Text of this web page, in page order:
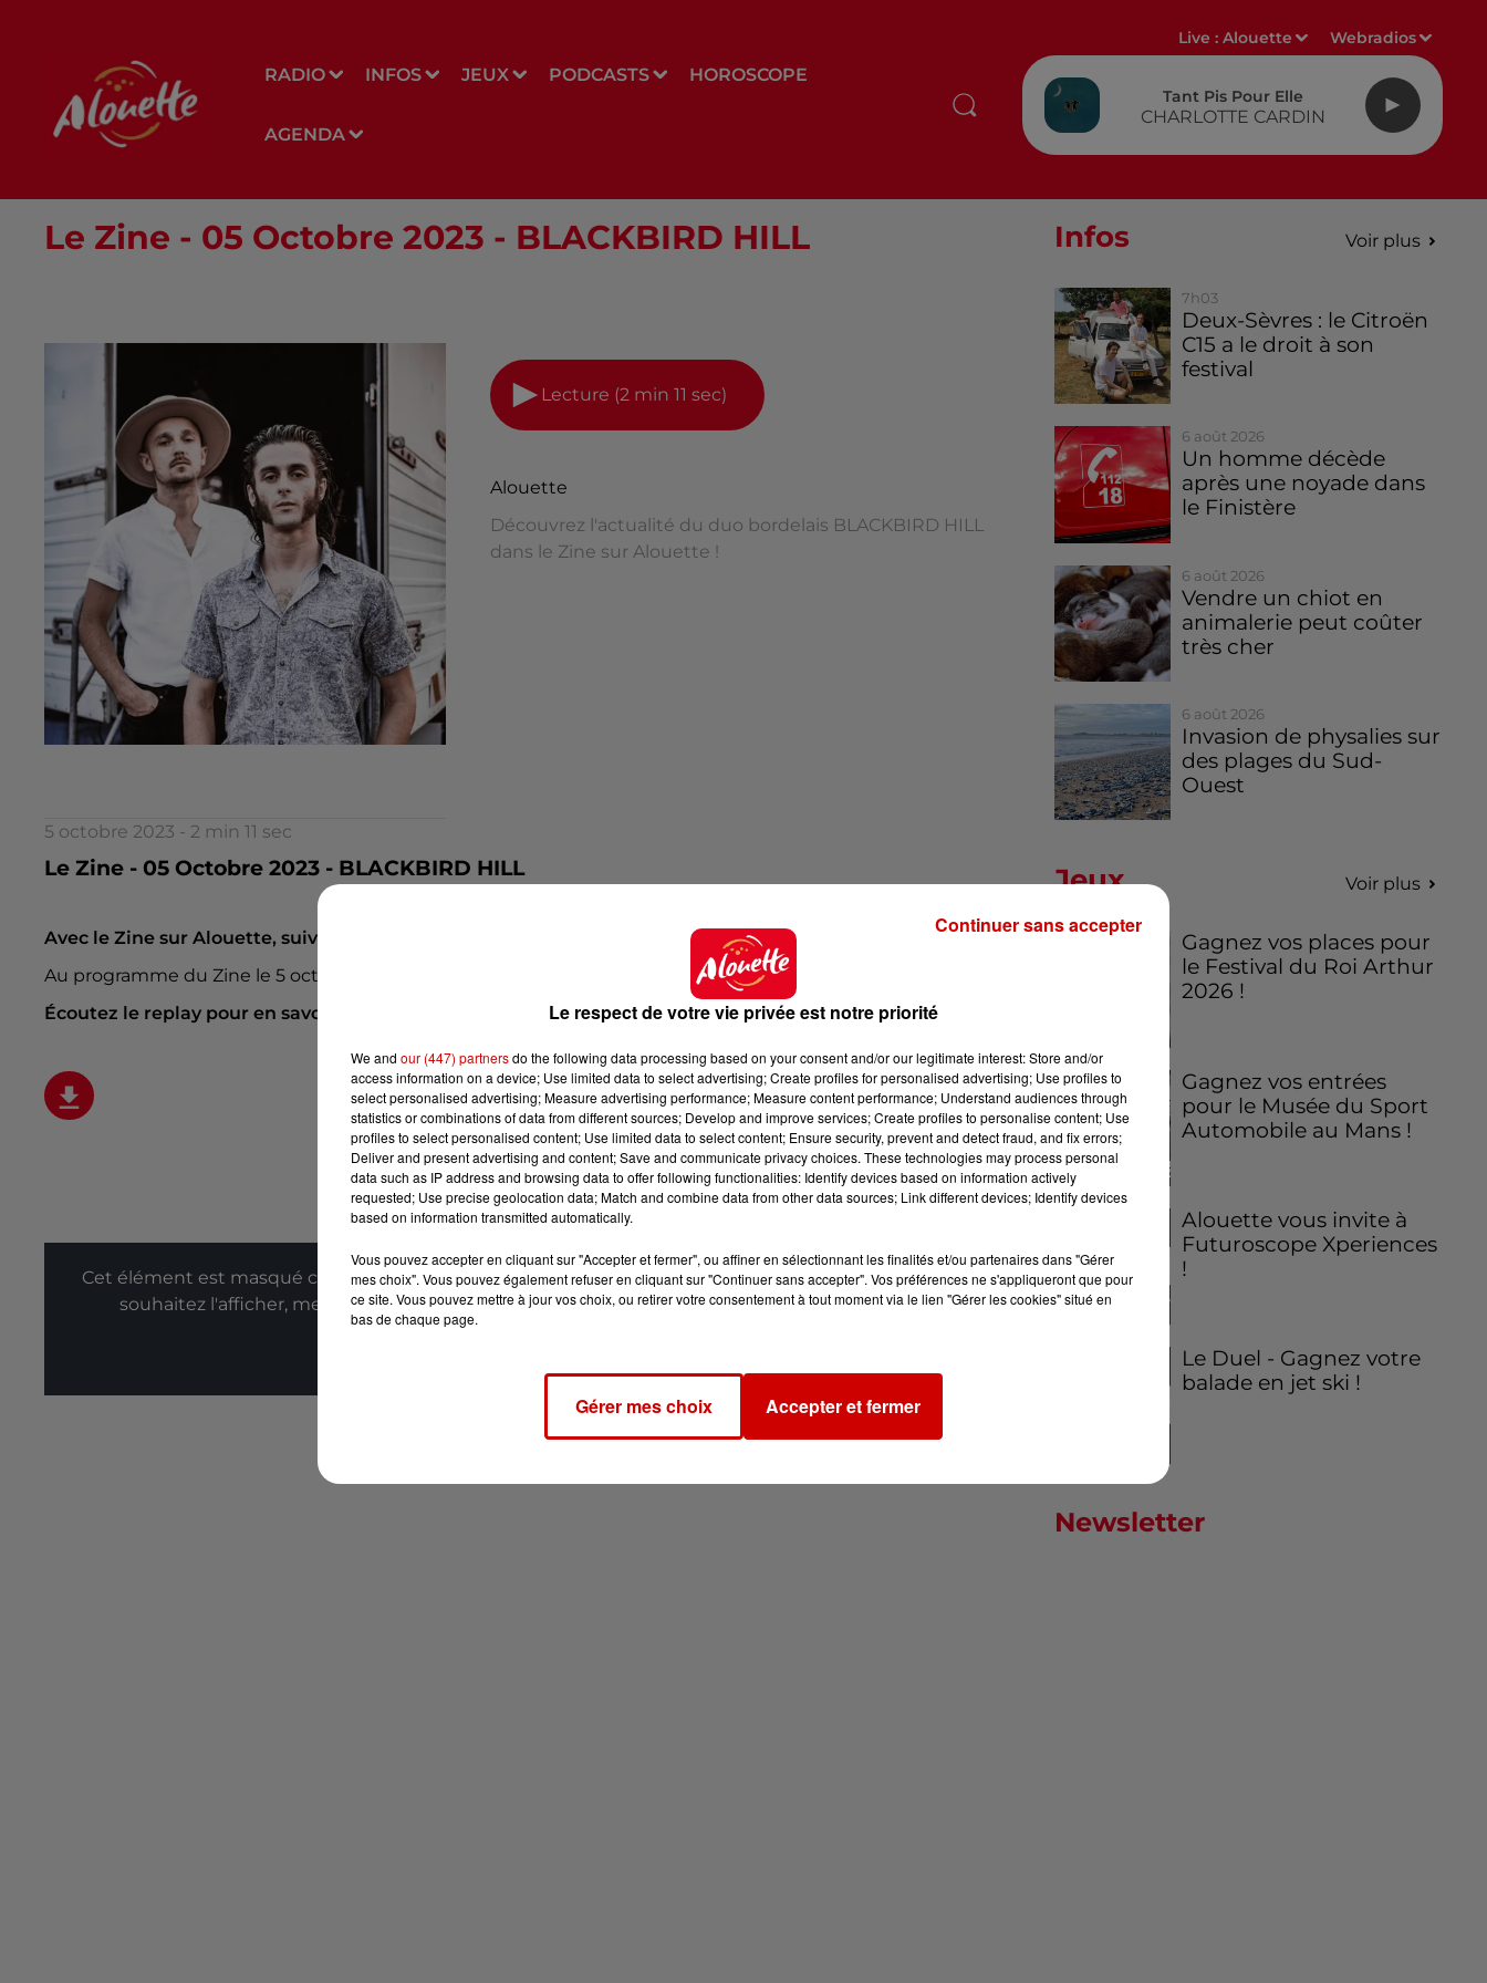
RADIO INFOS JEUX PODCASTS HOROSCOPE
AGENDA
Live :Alouette Webradios
Tant Pis Pour Elle
CHARLOTTE CARDIN
Le Zine - 05 Octobre 2023 - BLACKBIRD HILL
Lecture (2 min 11 sec)
Alouette
Découvrez l'actualité du duo bordelais BLACKBIRD HILL
dans le Zine sur Alouette !
5 octobre 2023 - 2 min 11 sec
Le Zine - 05 Octobre 2023 - BLACKBIRD HILL
Avec le Zine sur Alouette, suivez l'actualité des groupes locaux !
Au programme du Zine le 5 octobre : le power-duo BLACKBIRD HILL !
Écoutez le replay pour en savoir plus :
Cet élément est masqué compte-tenu du refus du dépôt de cookies que vous avez exprimé. Si vous
souhaitez l'afficher, merci de nous donner votre accord en cliquant sur le bouton ci-dessous.
Infos Voir plus
7h03
Deux-Sèvres : le Citroën
C15 a le droit à son
festival
6 août 2026
Un homme décède
après une noyade dans
le Finistère
6 août 2026
Vendre un chiot en
animalerie peut coûter
très cher
6 août 2026
Invasion de physalies sur
des plages du Sud-
Ouest
Jeux Voir plus
Gagnez vos places pour
le Festival du Roi Arthur
2026 !
Gagnez vos entrées
pour le Musée du Sport
Automobile au Mans !
Alouette vous invite à
Futuroscope Xperiences
!
Le Duel - Gagnez votre
balade en jet ski !
Newsletter
Le respect de votre vie privée est notre priorité
We and our (447) partnersdo the following data processing based on your consent and/or our legitimate interest: Store and/or
access information on a device; Use limited data to select advertising; Create profiles for personalised advertising; Use profiles to
select personalised advertising; Measure advertising performance; Measure content performance; Understand audiences through
statistics or combinations of data from different sources; Develop and improve services; Create profiles to personalise content; Use
profiles to select personalised content; Use limited data to select content; Ensure security, prevent and detect fraud, and fix errors;
Deliver and present advertising and content; Save and communicate privacy choices. These technologies may process personal
data such as IP address and browsing data to offer following functionalities: Identify devices based on information actively
requested; Use precise geolocation data; Match and combine data from other data sources; Link different devices; Identify devices
based on information transmitted automatically.
Vous pouvez accepter en cliquant sur "Accepter et fermer", ou affiner en sélectionnant les finalités et/ou partenaires dans "Gérer
mes choix". Vous pouvez également refuser en cliquant sur "Continuer sans accepter". Vos préférences ne s'appliqueront que pour
ce site. Vous pouvez mettre à jour vos choix, ou retirer votre consentement à tout moment via le lien "Gérer les cookies" situé en
bas de chaque page.
Gérer mes choix Accepter et fermer
Continuer sans accepter